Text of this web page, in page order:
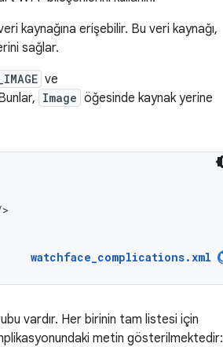
kaynağına erişebilir. Bu veri kaynağı,
sağlar.
ve
Image öğesinde kaynak yerine
watchface_complications.xml
vardır. Her birinin tam listesi için
metin gösterilmektedir: